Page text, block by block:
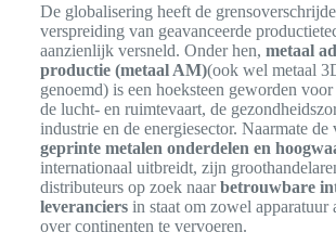
De globalisering heeft de
verspreiding van geavanceerde
aanzienlijk versneld. Onder hen, metaal
productie (metaal AM)(ook wel metaal
genoemd) is een hoeksteen geworden
de lucht- en ruimtevaart, de
industrie en de energiesector. Naarmate de
geprinte metalen onderdelen en
internationaal uitbreidt, zijn
distributeurs op zoek naarbetrouwbare
leveranciersin staat om zowel apparatuur
over continenten te vervoeren.